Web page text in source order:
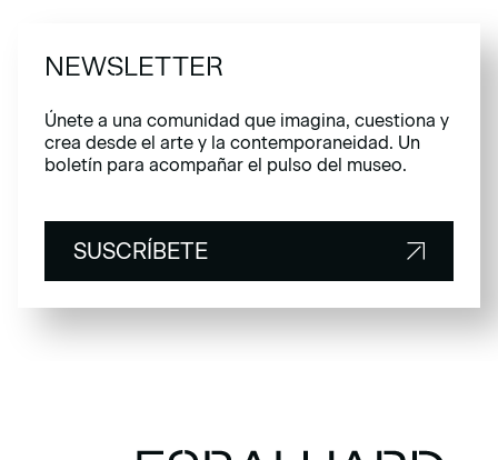
NEWSLETTER
Únete a una comunidad que imagina, cuestiona y
crea desde el arte y la contemporaneidad. Un
boletín para acompañar el pulso del museo.
SUSCRÍBETE
SUSCRÍBETE